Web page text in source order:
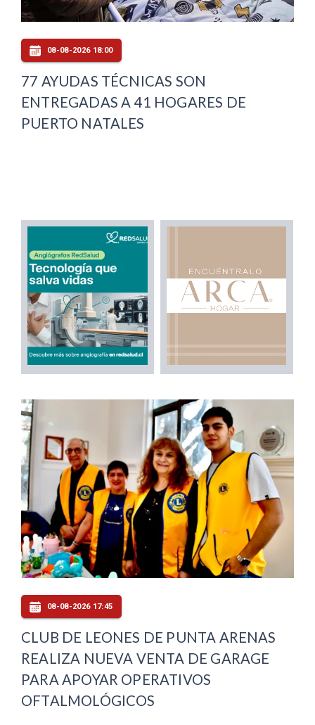
08-08-2026 18:00
77 AYUDAS TÉCNICAS SON
ENTREGADAS A 41 HOGARES DE
PUERTO NATALES
08-08-2026 17:45
CLUB DE LEONES DE PUNTA ARENAS
REALIZA NUEVA VENTA DE GARAGE
PARA APOYAR OPERATIVOS
OFTALMOLÓGICOS